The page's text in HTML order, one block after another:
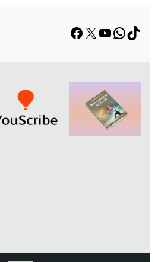
Facebook
X YouTube